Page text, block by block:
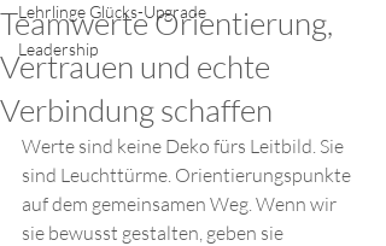
Lehrlinge Glücks-Upgrade
Leadership
Teamwerte Orientierung,
Vertrauen und echte
Verbindung schaffen
Werte sind keine Deko fürs Leitbild. Sie
sind Leuchttürme. Orientierungspunkte
auf dem gemeinsamen Weg. Wenn wir
sie bewusst gestalten, geben sie